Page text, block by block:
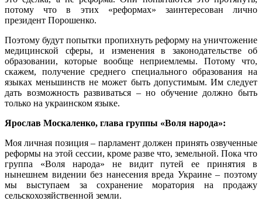
потому что в этих «реформах» заинтересован лично
президент Порошенко.
Поэтому будут попытки пропихнуть реформу на уничтожение
медицинской сферы, и изменения в законодательстве об
образовании, которые вообще неприемлемы. Потому что,
скажем, получение среднего специального образования на
языках меньшинств не может быть допустимым. Им следует
дать возможность развиваться – но обучение должно быть
только на украинском языке.
Ярослав Москаленко, глава группы «Воля народа»:
Моя личная позиция – парламент должен принять озвученные
реформы на этой сессии, кроме разве что, земельной. Пока что
группа «Воля народа» не видит путей ее принятия в
нынешнем видении без нанесения вреда Украине – поэтому
мы выступаем за сохранение моратория на продажу
сельскохозяйственной земли.